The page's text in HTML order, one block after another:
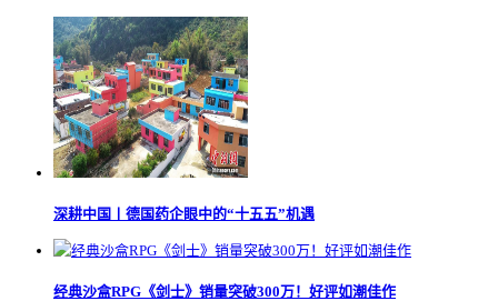
深耕中国丨德国药企眼中的“十五五”机遇
经典沙盒RPG《剑士》销量突破300万！好评如潮佳作